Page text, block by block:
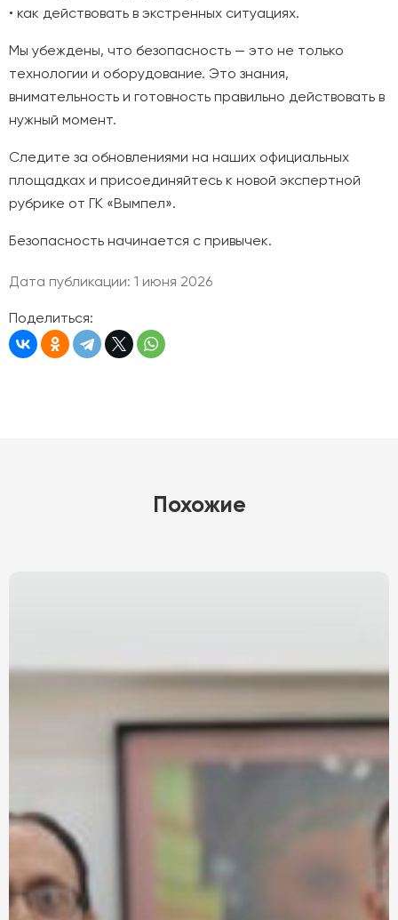
• как действовать в экстренных ситуациях.
Мы убеждены, что безопасность — это не только
технологии и оборудование. Это знания,
внимательность и готовность правильно действовать в
нужный момент.
Следите за обновлениями на наших официальных
площадках и присоединяйтесь к новой экспертной
рубрике от ГК «Вымпел».
Безопасность начинается с привычек.
Дата публикации: 1 июня 2026
Поделиться:
Похожие